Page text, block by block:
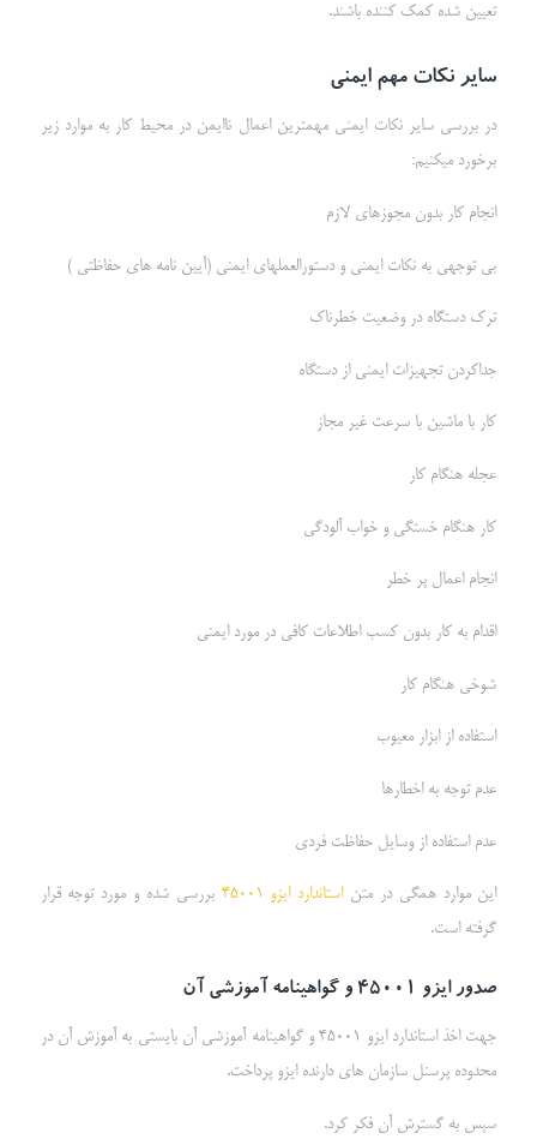
تعیین شده کمک کننده باشند.
سایر نکات مهم ایمنی
در بررسی سایر نکات ایمنی مهمترین اعمال ناایمن در محیط کار به موارد زیر
برخورد میکنیم:
انجام کار بدون مجوزهاي لازم
بی توجهی به نکات ایمنی و دستورالعملهاي ایمنی (آیین نامه هاي حفاظتی )
ترك دستگاه در وضعیت خطرناك
جداکردن تجهیزات ایمنی از دستگاه
کار با ماشین با سرعت غیر مجاز
عجله هنگام کار
کار هنگام خستگی و خواب آلودگی
انجام اعمال پر خطر
اقدام به کار بدون کسب اطلاعات کافی در مورد ایمنی
شوخی هنگام کار
استفاده از ابزار معیوب
عدم توجه به اخطارها
عدم استفاده از وسایل حفاظت فردي
این موارد همگی در متناستاندارد ایزو 45001
بررسی شده و مورد توجه قرار
گرفته است.
صدور ایزو 45001 و گواهینامه آموزشی آن
جهت اخذ استاندارد ایزو 45001 و گواهینامه آموزشی آن بایستی به آموزش آن در
محدوده پرسنل سازمان های دارنده ایزو پرداخت.
سپس به گسترش آن فکر کرد.